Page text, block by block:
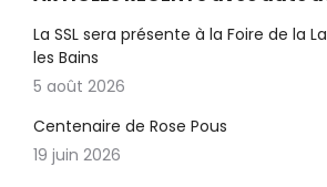
La SSL sera présente à la Foire de la
les Bains
5 août 2026
Centenaire de Rose Pous
19 juin 2026